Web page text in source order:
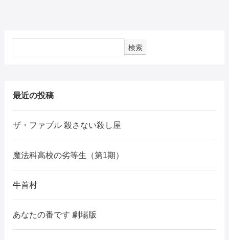
検索
最近の投稿
ザ・ファブル 殺さない殺し屋
魔法科高校の劣等生（第1期）
牛首村
あなたの番です 劇場版